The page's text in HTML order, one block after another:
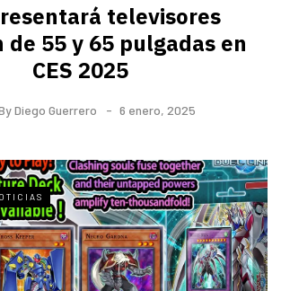
televisores
de 55 y 65 pulgadas en
CES 2025
Diego Guerrero 6 enero, 2025